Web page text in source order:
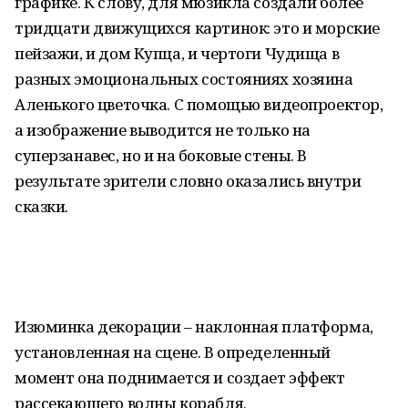
тридцати движущихся картинок: это и морские
пейзажи, и дом Купца, и чертоги Чудища в
разных эмоциональных состояниях хозяина
Аленького цветочка. С помощью видеопроектор,
а изображение выводится не только на
суперзанавес, но и на боковые стены. В
результате зрители словно оказались внутри
сказки.
Изюминка декорации – наклонная платформа,
установленная на сцене. В определенный
момент она поднимается и создает эффект
рассекающего волны корабля.